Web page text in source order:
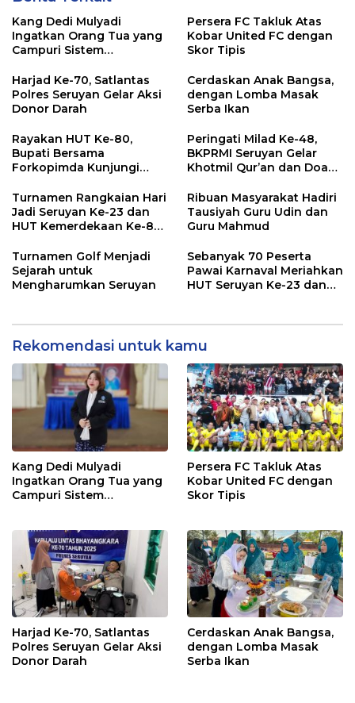
Kang Dedi Mulyadi
Ingatkan Orang Tua yang
Campuri Sistem
Antara Hak, Batas, dan
Etika Hukum Pendidikan
Persera FC Takluk Atas
Kobar United FC dengan
Skor Tipis
Harjad Ke-70, Satlantas
Polres Seruyan Gelar Aksi
Donor Darah
Cerdaskan Anak Bangsa,
dengan Lomba Masak
Serba Ikan
Rayakan HUT Ke-80,
Bupati Bersama
Forkopimda Kunjungi
Peringati Milad Ke-48,
BKPRMI Seruyan Gelar
Khotmil Qur’an dan Doa
Turnamen Rangkaian Hari
Jadi Seruyan Ke-23 dan
HUT Kemerdekaan Ke-80
Ribuan Masyarakat Hadiri
Tausiyah Guru Udin dan
Guru Mahmud
Turnamen Golf Menjadi
Sejarah untuk
Mengharumkan Seruyan
Sebanyak 70 Peserta
Pawai Karnaval Meriahkan
HUT Seruyan Ke-23 dan
Rekomendasi untuk kamu
Kang Dedi Mulyadi
Ingatkan Orang Tua yang
Campuri Sistem
Etika Hukum Pendidikan
Persera FC Takluk Atas
Kobar United FC dengan
Skor Tipis
Harjad Ke-70, Satlantas
Polres Seruyan Gelar Aksi
Donor Darah
Cerdaskan Anak Bangsa,
dengan Lomba Masak
Serba Ikan